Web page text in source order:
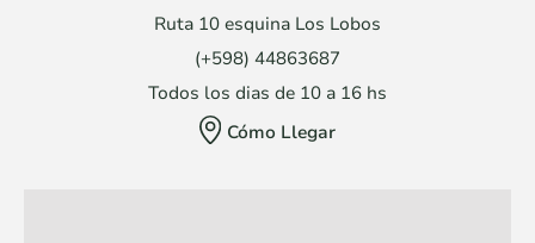
Ruta 10 esquina Los Lobos
(+598) 44863687
Todos los dias de 10 a 16 hs
Cómo Llegar